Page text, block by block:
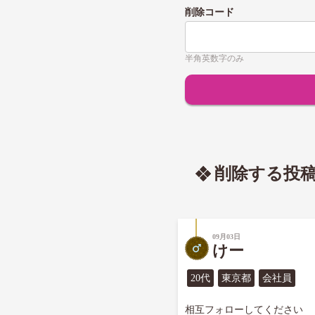
削除コード
半角英数字のみ
削除する投
09月03日
けー
20代 東京都 会社員
相互フォローしてください